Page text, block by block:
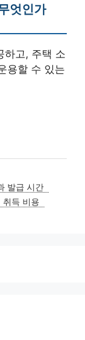
엇인가
하고, 주택 소
용할 수 있는
발급 시간
취득 비용